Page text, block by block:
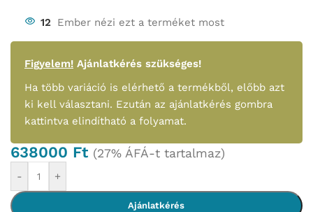
12 Ember nézi ezt a terméket most
Figyelem! Ajánlatkérés szükséges!
Ha több variáció is elérhető a termékből, előbb azt
ki kell választani. Ezután az ajánlatkérés gombra
kattintva elindítható a folyamat.
638000 Ft (27% ÁFÁ-t tartalmaz)
- +
Ajánlatkérés